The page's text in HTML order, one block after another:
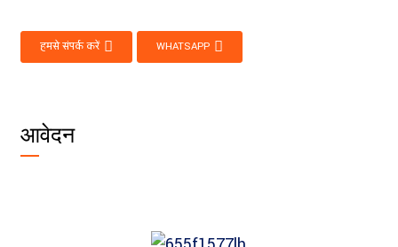
हमसे संपर्क करें WHATSAPP
आवेदन